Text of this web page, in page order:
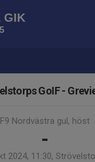
GIK
GoIF -
F9 Nordvästra gul, höst
-
2024, 11:30,